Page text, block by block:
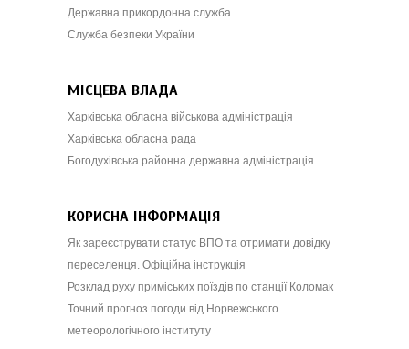
Державна прикордонна служба
Служба безпеки України
МІСЦЕВА ВЛАДА
Харківська обласна військова адміністрація
Харківська обласна рада
Богодухівська районна державна адміністрація
КОРИСНА ІНФОРМАЦІЯ
Як зареєструвати статус ВПО та отримати довідку
переселенця. Офіційна інструкція
Розклад руху приміських поїздів по станції Коломак
Точний прогноз погоди від Норвежського
метеорологічного інституту